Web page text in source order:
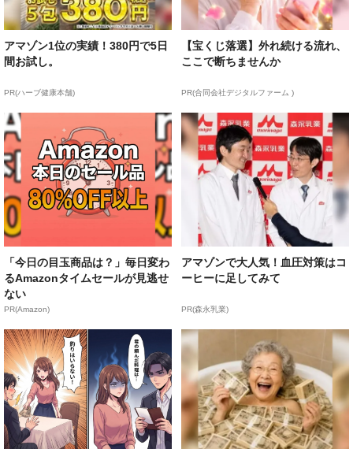
アマゾン1位の実績！380円で5日
間お試し。
PR(ハーブ健康本舗)
【宝くじ落選】外れ続ける流れ、
ここで断ちませんか
PR(合同会社デジタルファーム )
「今日の目玉商品は？」毎日変わ
るAmazonタイムセールが見逃せ
ない
PR(Amazon)
アマゾンで大人気！血圧対策はコ
ーヒーに足してみて
PR(森永乳業)